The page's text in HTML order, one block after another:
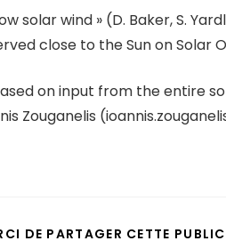
wind » (D. Baker, S.
close to the Sun on Solar
on input from the entire
Zouganelis
DE PARTAGER CETTE